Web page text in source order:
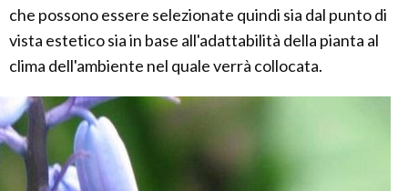
che possono essere selezionate quindi sia dal punto di
vista estetico sia in base all'adattabilità della pianta al
clima dell'ambiente nel quale verrà collocata.